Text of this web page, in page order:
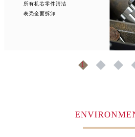
所有机芯零件清洁
表壳全面拆卸
1 2 3